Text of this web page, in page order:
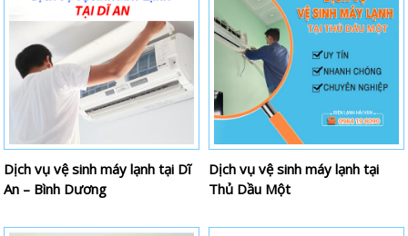
Dịch vụ vệ sinh máy lạnh tại Dĩ
An – Bình Dương
Dịch vụ vệ sinh máy lạnh tại
Thủ Dầu Một